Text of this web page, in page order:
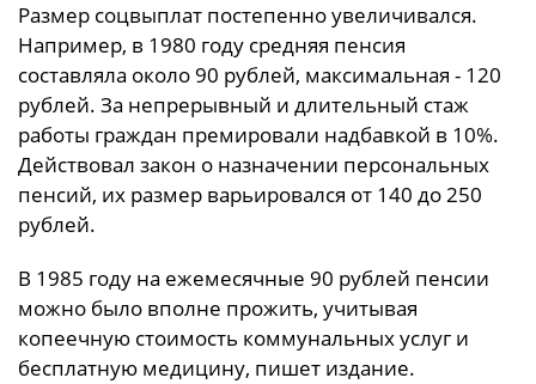
Размер соцвыплат постепенно увеличивался.
Например, в 1980 году средняя пенсия
составляла около 90 рублей, максимальная - 120
рублей. За непрерывный и длительный стаж
работы граждан премировали надбавкой в 10%.
Действовал закон о назначении персональных
пенсий, их размер варьировался от 140 до 250
рублей.
В 1985 году на ежемесячные 90 рублей пенсии
можно было вполне прожить, учитывая
копеечную стоимость коммунальных услуг и
бесплатную медицину, пишет издание.